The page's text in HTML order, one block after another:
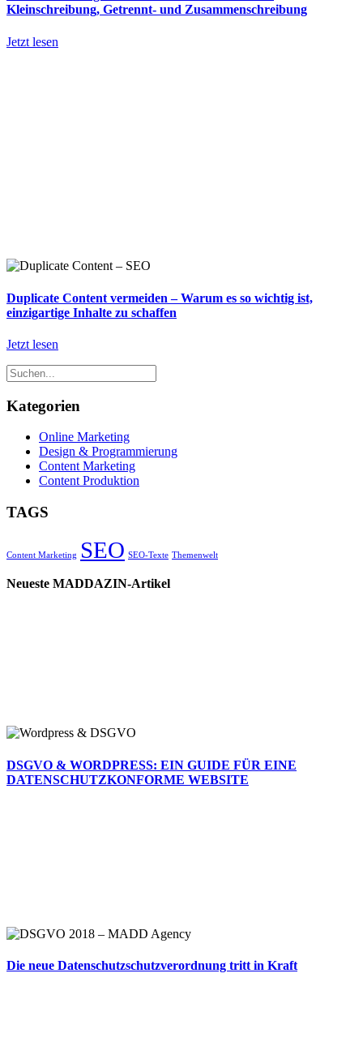
Kleinschreibung, Getrennt- und Zusammenschreibung
Jetzt lesen
Duplicate Content vermeiden – Warum es so wichtig ist,
einzigartige Inhalte zu schaffen
Jetzt lesen
Kategorien
Online Marketing
Design & Programmierung
Content Marketing
Content Produktion
TAGS
Content Marketing SEO SEO-Texte Themenwelt
Neueste MADDAZIN-Artikel
DSGVO & WORDPRESS: EIN GUIDE FÜR EINE
DATENSCHUTZKONFORME WEBSITE
Die neue Datenschutzschutzverordnung tritt in Kraft